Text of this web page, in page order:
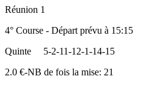
Réunion 1
4° Course - Départ prévu à 15:15
Quinte
5-2-11-12-1-14-15
2.0 €-NB de fois la mise: 21